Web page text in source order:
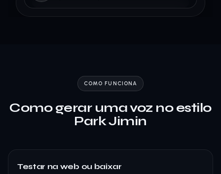
COMO FUNCIONA
Como gerar uma voz no estilo
Park Jimin
Testar na web ou baixar